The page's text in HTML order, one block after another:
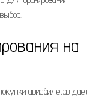
на
авиабилетов дает